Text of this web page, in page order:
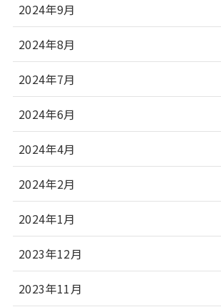
2024年9月
2024年8月
2024年7月
2024年6月
2024年4月
2024年2月
2024年1月
2023年12月
2023年11月